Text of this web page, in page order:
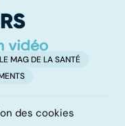
LE MAG DE LA SANTÉ
des cookies